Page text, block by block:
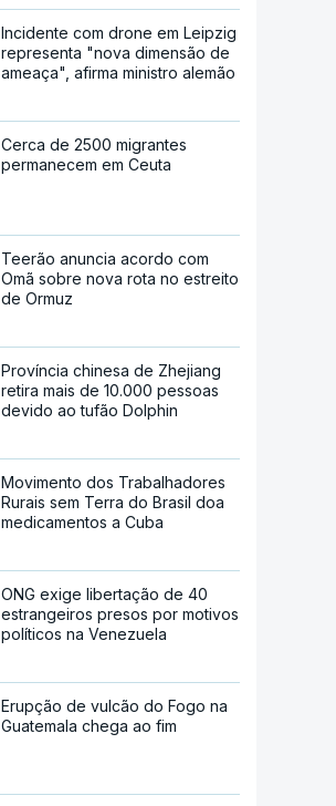
Incidente com drone em Leipzig
representa "nova dimensão de
ameaça", afirma ministro alemão
Cerca de 2500 migrantes
permanecem em Ceuta
Teerão anuncia acordo com
Omã sobre nova rota no estreito
de Ormuz
Província chinesa de Zhejiang
retira mais de 10.000 pessoas
devido ao tufão Dolphin
Movimento dos Trabalhadores
Rurais sem Terra do Brasil doa
medicamentos a Cuba
ONG exige libertação de 40
estrangeiros presos por motivos
políticos na Venezuela
Erupção de vulcão do Fogo na
Guatemala chega ao fim